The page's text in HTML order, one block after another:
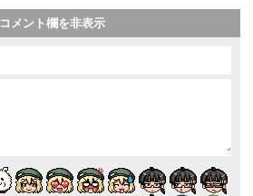
コメント欄を非表示